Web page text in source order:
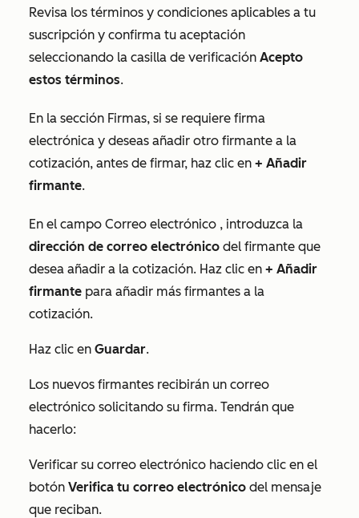
Revisa los términos y condiciones aplicables a tu
suscripción y confirma tu aceptación
seleccionando la casilla de verificación Acepto
estos términos.
En la sección Firmas, si se requiere firma
electrónica y deseas añadir otro firmante a la
cotización, antes de firmar, haz clic en + Añadir
firmante.
En el campo Correo electrónico , introduzca la
dirección de correo electrónico del firmante que
desea añadir a la cotización. Haz clic en + Añadir
firmante para añadir más firmantes a la
cotización.
Haz clic en Guardar.
Los nuevos firmantes recibirán un correo
electrónico solicitando su firma. Tendrán que
hacerlo:
Verificar su correo electrónico haciendo clic en el
botón Verifica tu correo electrónico del mensaje
que reciban.